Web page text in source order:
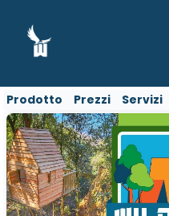
Prodotto Prezzi Servizi